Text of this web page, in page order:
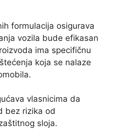
formulacija osigurava
vozila bude efikasan
ima specifičnu
koja se nalaze
vlasnicima da
bez rizika od
sloja.